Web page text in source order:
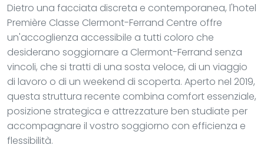
Dietro una facciata discreta e contemporanea, l'hotel
Première Classe Clermont-Ferrand Centre offre
un'accoglienza accessibile a tutti coloro che
desiderano soggiornare a Clermont-Ferrand senza
vincoli, che si tratti di una sosta veloce, di un viaggio
di lavoro o di un weekend di scoperta. Aperto nel 2019,
questa struttura recente combina comfort essenziale,
posizione strategica e attrezzature ben studiate per
accompagnare il vostro soggiorno con efficienza e
flessibilità.